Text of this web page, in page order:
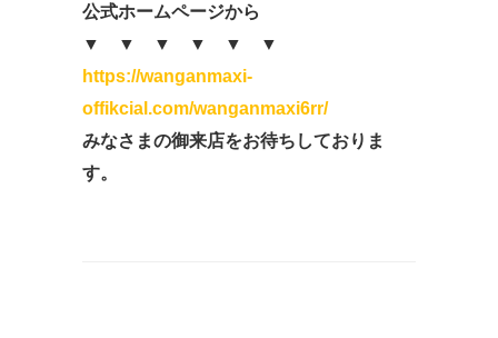
公式ホームページから
▼ ▼ ▼ ▼ ▼ ▼
https://wanganmaxi-
offikcial.com/wanganmaxi6rr/
みなさまの御来店をお待ちしておりま
す。